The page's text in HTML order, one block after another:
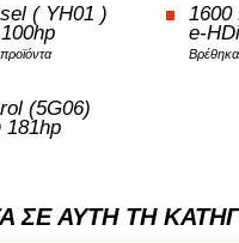
( YH01 )
1600
e-
(5G06)
181hp
ΣΕ ΑΥΤΗ ΤΗ